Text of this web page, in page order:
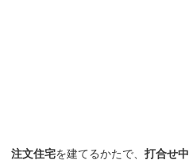
注文住宅を建てるかたで、 打合せ